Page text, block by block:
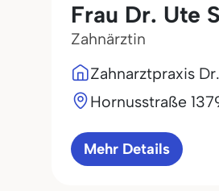
Frau Dr. Ute
Zahnärztin
Zahnarztpraxis
Hornusstraße 13
Mehr Details